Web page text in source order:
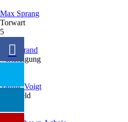
Max Sprang
Torwart
5
Felix Brand
Verteidigung
Yannic Voigt
Mittelfeld